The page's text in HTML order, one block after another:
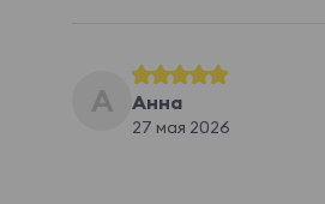
А Анна
27 мая 2026